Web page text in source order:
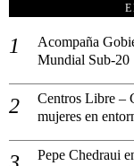
Acompaña
Mundial Sub-20
Centros Libre –
mujeres en
Pepe Chedraui